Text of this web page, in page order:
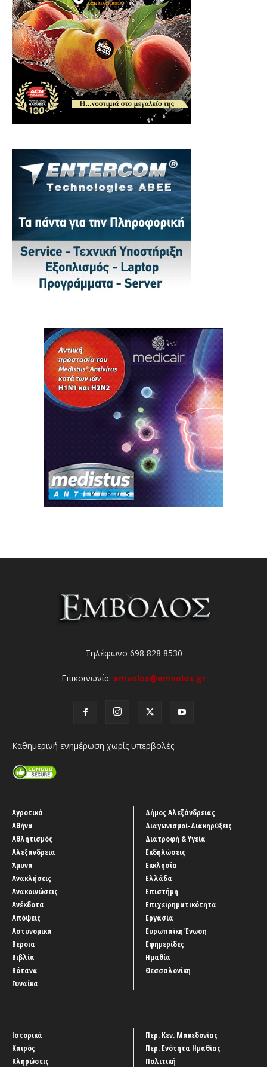
Τηλέφωνο 698 828 8530
Επικοινωνία: emvolos@emvolos.gr
Καθημερινή ενημέρωση χωρίς υπερβολές
Αγροτικά
Αθήνα
Αθλητισμός
Αλεξάνδρεια
Άμυνα
Ανακλήσεις
Ανακοινώσεις
Ανέκδοτα
Απόψεις
Αστυνομικά
Βέροια
Βιβλία
Βότανα
Γυναίκα
Δήμος Αλεξάνδρειας
Διαγωνισμοί-Διακηρύξεις
Διατροφή & Υγεία
Εκδηλώσεις
Εκκλησία
Ελλάδα
Επιστήμη
Επιχειρηματικότητα
Εργασία
Ευρωπαϊκή Ένωση
Εφημερίδες
Ημαθία
Θεσσαλονίκη
Ιστορικά
Καιρός
Κληρώσεις
Περ. Κεν. Μακεδονίας
Περ. Ενότητα Ημαθίας
Πολιτική